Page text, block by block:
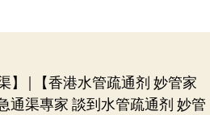
】|【香港水管疏通剂 妙管家
通渠專家 談到水管疏通剂 妙管